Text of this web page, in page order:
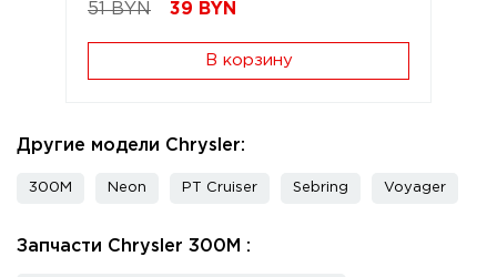
51 BYN 39 BYN
В корзину
Другие модели Chrysler:
300M Neon PT Cruiser Sebring Voyager
Запчасти Chrysler 300M :